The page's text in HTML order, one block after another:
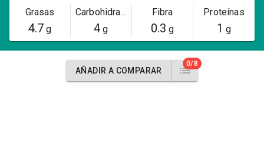
Grasas
4.7g
Carbohidratos
4 g
Fibra
0.3 g
Proteínas
1 g
AÑADIR A COMPARAR
0/8